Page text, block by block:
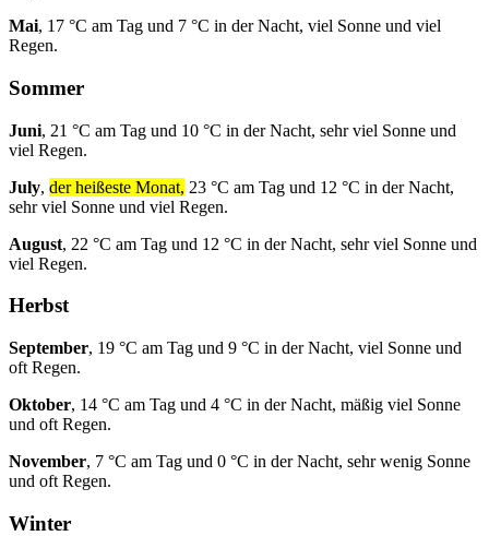
Mai, 17 °C am Tag und 7 °C in der Nacht, viel Sonne und viel
Regen.
Sommer
Juni, 21 °C am Tag und 10 °C in der Nacht, sehr viel Sonne und
viel Regen.
July, der heißeste Monat, 23 °C am Tag und 12 °C in der Nacht,
sehr viel Sonne und viel Regen.
August, 22 °C am Tag und 12 °C in der Nacht, sehr viel Sonne und
viel Regen.
Herbst
September, 19 °C am Tag und 9 °C in der Nacht, viel Sonne und
oft Regen.
Oktober, 14 °C am Tag und 4 °C in der Nacht, mäßig viel Sonne
und oft Regen.
November, 7 °C am Tag und 0 °C in der Nacht, sehr wenig Sonne
und oft Regen.
Winter